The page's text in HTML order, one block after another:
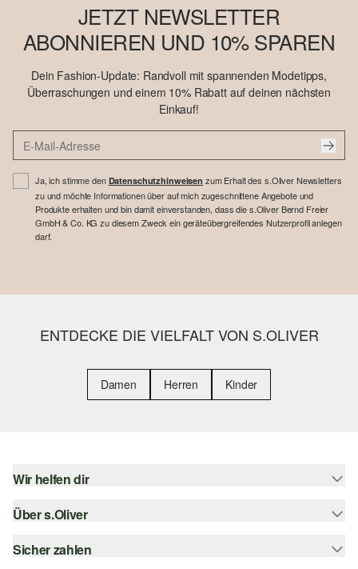
JETZT NEWSLETTER
ABONNIEREN UND 10% SPAREN
Dein Fashion-Update: Randvoll mit spannenden Modetipps,
Überraschungen und einem 10% Rabatt auf deinen nächsten
Einkauf!
Ja, ich stimme den Datenschutzhinweisen zum Erhalt des s.Oliver Newsletters
zu und möchte Informationen über auf mich zugeschnittene Angebote und
Produkte erhalten und bin damit einverstanden, dass die s.Oliver Bernd Freier
GmbH & Co. KG zu diesem Zweck ein geräteübergreifendes Nutzerprofil anlegen
darf.
ENTDECKE DIE VIELFALT VON S.OLIVER
Damen Herren Kinder
Wir helfen dir
Hilfe & FAQ
Über s.Oliver
Newsletter
Sicher zahlen